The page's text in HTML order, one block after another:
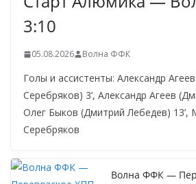
3:10
05.08.2026 Волна ФФК
Голы и ассистенты: Александр
Серебряков) 3’, Александр Агеев
Олег Быков (Дмитрий Лебедев) 13’,
Серебряков
Волна ФФК —